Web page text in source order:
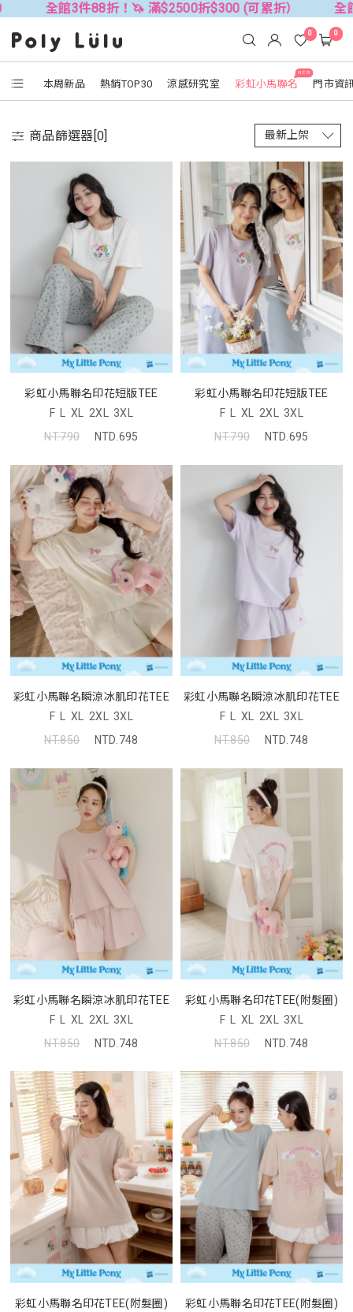
3件88折！🦄 滿$2500折$300 (可累折） 全館3件88折
本周新品 熱銷TOP30 涼感研究室
NEW
彩虹小馬聯名 門市資
0 0
商品篩選器[0]
彩虹小馬聯名印花短版TEE
F L XL 2XL 3XL
NT.790
NTD.695
彩虹小馬聯名印花短版TEE
F L XL 2XL 3XL
NT.790
NTD.695
彩虹小馬聯名瞬涼冰肌印花TEE
F L XL 2XL 3XL
NT.850
NTD.748
彩虹小馬聯名瞬涼冰肌印花TEE
F L XL 2XL 3XL
NT.850
NTD.748
彩虹小馬聯名瞬涼冰肌印花TEE
F L XL 2XL 3XL
NT.850
NTD.748
彩虹小馬聯名印花TEE(附髮圈)
F L XL 2XL 3XL
NT.850
NTD.748
彩虹小馬聯名印花TEE(附髮圈)
彩虹小馬聯名印花TEE(附髮圈)